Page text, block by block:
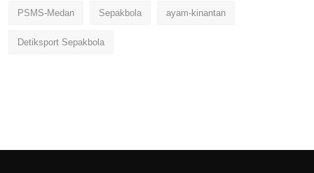
PSMS-Medan Sepakbola ayam-kinantan
Detiksport Sepakbola